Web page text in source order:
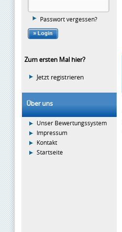
Passwort vergessen?
Zum ersten Mal hier?
Jetzt registrieren
Über uns
Unser Bewertungssystem
Impressum
Kontakt
Startseite